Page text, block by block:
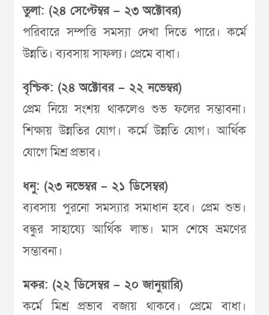
তুলা: (২৪ সেপ্টেম্বর – ২৩ অক্টোবর)
পরিবারে সম্পত্তি সমস্যা দেখা দিতে পারে। কর্মে
উন্নতি। ব্যবসায় সাফল্য। প্রেমে বাধা।
বৃশ্চিক: (২৪ অক্টোবর – ২২ নভেম্বর)
প্রেম নিয়ে সংশয় থাকলেও শুভ ফলের সম্ভাবনা।
শিক্ষায় উন্নতির যোগ। কর্মে উন্নতি যোগ। আর্থিক
যোগে মিশ্র প্রভাব।
ধনু: (২৩ নভেম্বর – ২১ ডিসেম্বর)
ব্যবসায় পুরনো সমস্যার সমাধান হবে। প্রেম শুভ।
বন্ধুর সাহায্যে আর্থিক লাভ। মাস শেষে ভ্রমণের
সম্ভাবনা।
মকর: (২২ ডিসেম্বর – ২০ জানুয়ারি)
কর্মে মিশ্র প্রভাব বজায় থাকবে। প্রেমে বাধা।